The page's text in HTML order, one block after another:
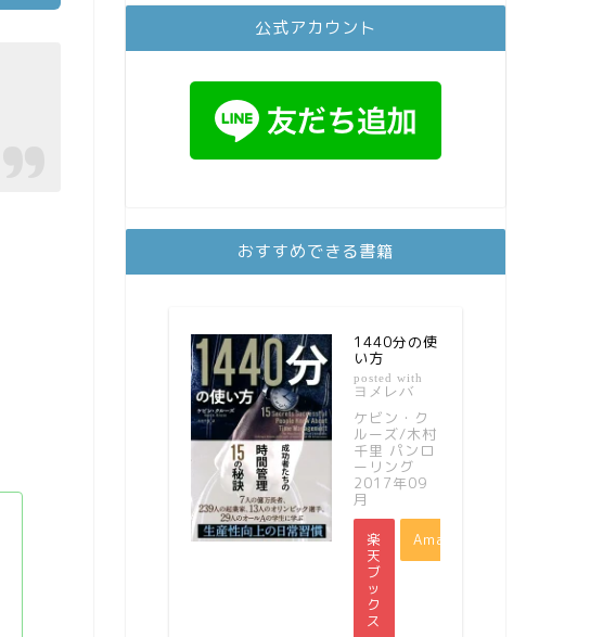
公式アカウント
おすすめできる書籍
1440分の使
い方
posted with
ヨメレバ
ケビン・ク
ルーズ/木村
千里 パンロ
ーリング
2017年09
月
楽
天
ブ
ッ
ク
ス
Amazon